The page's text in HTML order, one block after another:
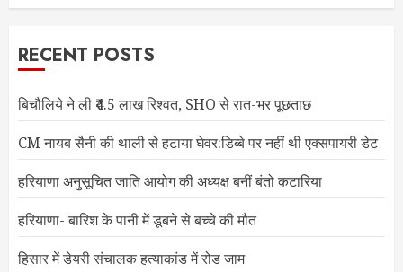
RECENT POSTS
बिचौलिये ने ली ₹4.5 लाख रिश्वत, SHO से रात-भर पूछताछ
CM नायब सैनी की थाली से हटाया घेवर:डिब्बे पर नहीं थी एक्सपायरी डेट
हरियाणा अनुसूचित जाति आयोग की अध्यक्ष बनीं बंतो कटारिया
हरियाणा- बारिश के पानी में डूबने से बच्चे की मौत
हिसार में डेयरी संचालक हत्याकांड में रोड जाम